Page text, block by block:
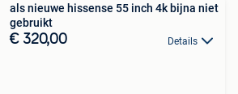
als nieuwe hissense 55 inch 4k bijna niet
gebruikt
€ 320,00 Details